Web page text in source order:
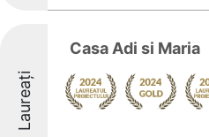
Laureați
Casa Adi si Maria